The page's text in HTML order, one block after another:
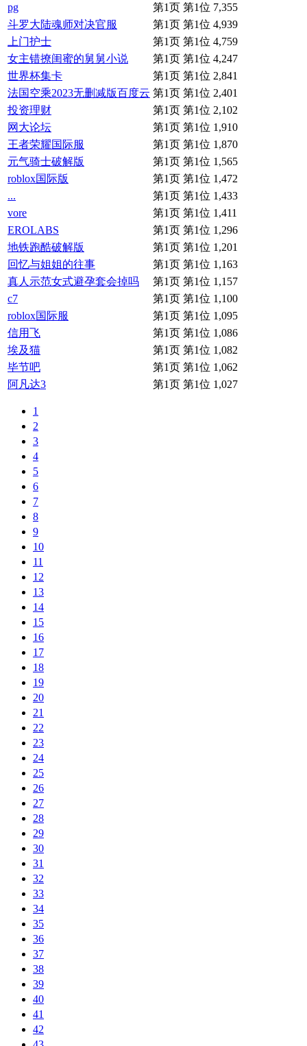
pg
第1页 第1位 7,355
斗罗大陆魂师对决官服
第1页 第1位 4,939
上门护士
第1页 第1位 4,759
女主错撩闺蜜的舅舅小说
第1页 第1位 4,247
世界杯集卡
第1页 第1位 2,841
法国空乘2023无删减版百度云 第1页 第1位 2,401
投资理财
第1页 第1位 2,102
网大论坛
第1页 第1位 1,910
王者荣耀国际服
第1页 第1位 1,870
元气骑士破解版
第1页 第1位 1,565
roblox国际版
第1页 第1位 1,472
...
第1页 第1位 1,433
vore
第1页 第1位 1,411
EROLABS
第1页 第1位 1,296
地铁跑酷破解版
第1页 第1位 1,201
回忆与姐姐的往事
第1页 第1位 1,163
真人示范女式避孕套会掉吗
第1页 第1位 1,157
c7
第1页 第1位 1,100
roblox国际服
第1页 第1位 1,095
信用飞
第1页 第1位 1,086
埃及猫
第1页 第1位 1,082
毕节吧
第1页 第1位 1,062
阿凡达3
第1页 第1位 1,027
1
2
3
4
5
6
7
8
9
10
11
12
13
14
15
16
17
18
19
20
21
22
23
24
25
26
27
28
29
30
31
32
33
34
35
36
37
38
39
40
41
42